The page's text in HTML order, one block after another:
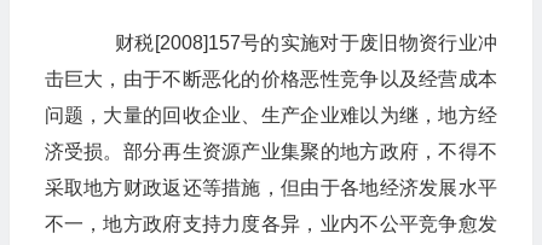
​​​​​​​财税[2008]157号的实施对于废旧物资行业冲
击巨大，由于不断恶化的价格恶性竞争以及经营成本
问题，大量的回收企业、生产企业难以为继，地方经
济受损。部分再生资源产业集聚的地方政府，不得不
采取地方财政返还等措施，但由于各地经济发展水平
不一，地方政府支持力度各异，业内不公平竞争愈发